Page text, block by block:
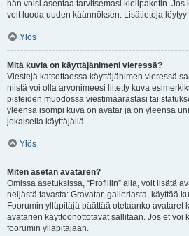
hän voisi asentaa tarvitsemasi kielipaketin.
voit luoda uuden käännöksen. Lisätietoja löytyy
Ylös
Mitä kuvia on käyttäjänimeni vieressä?
Viestejä katsottaessa käyttäjänimen vieressä
niistä voi olla arvonimeesi liitetty kuva
pisteiden muodossa viestimäärästäsi tai
yleensä isompi kuva on avatar ja on yleensä
jokaisella käyttäjällä.
Ylös
Miten asetan avataren?
Omissa asetuksissa, “Profiilin” alla, voit lisätä
neljästä tavasta: Gravatar, galleriasta, käyttää
Foorumin ylläpitäjä päättää otetaanko avataret
avatarien käyttöönottotavat sallitaan. Jos et voi
foorumin ylläpitäjään.